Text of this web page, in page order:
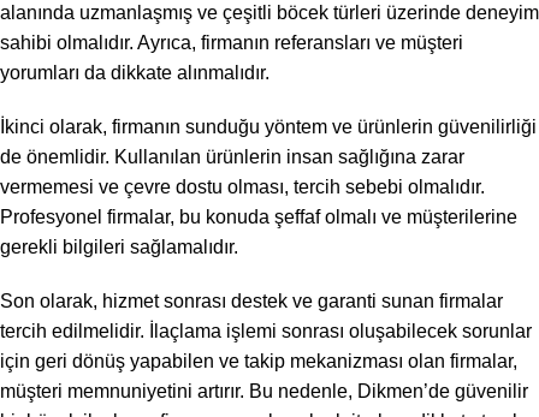
alanında uzmanlaşmış ve çeşitli böcek türleri üzerinde deneyim
sahibi olmalıdır. Ayrıca, firmanın referansları ve müşteri
yorumları da dikkate alınmalıdır.
İkinci olarak, firmanın sunduğu yöntem ve ürünlerin güvenilirliği
de önemlidir. Kullanılan ürünlerin insan sağlığına zarar
vermemesi ve çevre dostu olması, tercih sebebi olmalıdır.
Profesyonel firmalar, bu konuda şeffaf olmalı ve müşterilerine
gerekli bilgileri sağlamalıdır.
Son olarak, hizmet sonrası destek ve garanti sunan firmalar
tercih edilmelidir. İlaçlama işlemi sonrası oluşabilecek sorunlar
için geri dönüş yapabilen ve takip mekanizması olan firmalar,
müşteri memnuniyetini artırır. Bu nedenle, Dikmen’de güvenilir